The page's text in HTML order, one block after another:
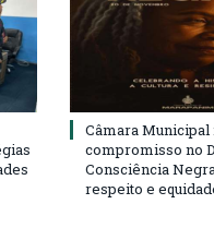
Câmara
compromisso no
Consciência
respeito e